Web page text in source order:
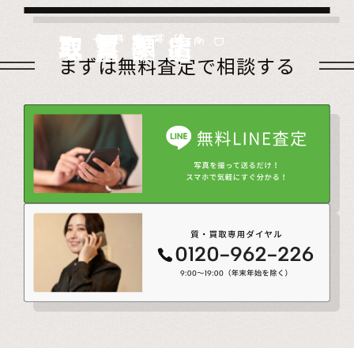
Store
店頭買取 Visit
出張買取 Del
i
very
宅配買取 Estate
遺品整理
まずは無料査定で相談する